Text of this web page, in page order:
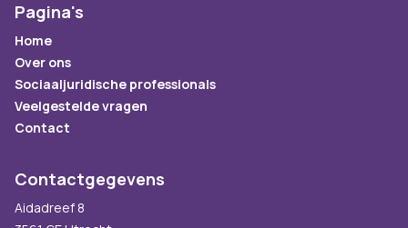
Pagina's
Home
Over ons
Sociaaljuridische professionals
Veelgestelde vragen
Contact
Contactgegevens
Aidadreef 8